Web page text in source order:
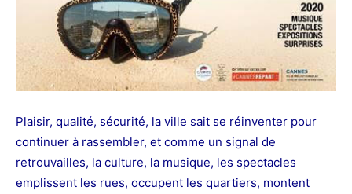
Plaisir, qualité, sécurité, la ville sait se réinventer pour
continuer à rassembler, et comme un signal de
retrouvailles, la culture, la musique, les spectacles
emplissent les rues, occupent les quartiers, montent